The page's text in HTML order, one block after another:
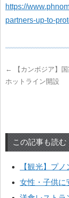
https://
partners-up-to-
←
【カンボジア】
ホットライン開設
この記事も読む
【観光】プ
女性・子供に